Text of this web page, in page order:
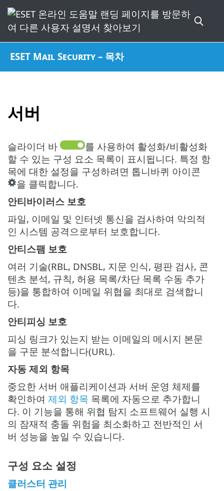
ESET Mail Security – 목차
서버
슬라이더 바
를 사용하여 활성화/비활성화
할 수 있는 구성 요소 목록이 표시됩니다. 특정 항
목에 대한 설정을 구성하려면 톱니바퀴 아이콘
을 클릭합니다.
안티바이러스 보호
파일, 이메일 및 인터넷 통신을 검사하여 악의적
인 시스템 공격으로부터 보호합니다.
안티스팸 보호
여러 기술(RBL, DNSBL, 지문 인식, 평판 검사, 콘
텐츠 분석, 규칙, 허용 목록/차단 목록 수동 추가
등)을 통합하여 이메일 위협을 최대로 검색합니
다.
안티피싱 보호
피싱 링크가 있는지 받는 이메일의 메시지 본문
을 구문 분석합니다(URL).
자동 제외 항목
중요한 서버 애플리케이션과 서버 운영 체제를
확인하여 제외 항목 목록에 자동으로 추가합니
다. 이 기능을 통해 위협 탐지 소프트웨어 실행 시
의 잠재적 충돌 위험을 최소화하고 전반적인 서
버 성능을 높일 수 있습니다.
구성 요소 설정
클러스터 관리